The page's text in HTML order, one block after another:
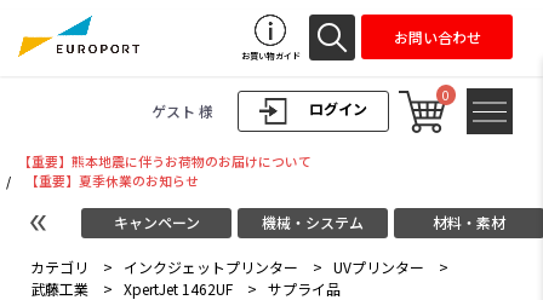
ログイン
ゲスト 様
0
お買い物ガイド
お問い合わせ
【重要】熊本地震に伴うお荷物のお届けについて
/
【重要】夏季休業のお知らせ
キャンペーン 機械・システム 材料・素材
カテゴリ > インクジェットプリンター > UVプリンター
>
武藤工業
> XpertJet 1462UF > サプライ品